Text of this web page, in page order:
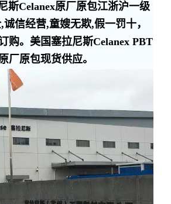
斯Celanex原厂原包江浙沪一级
信经营,童嫂无欺,假一罚十，
购。美国塞拉尼斯Celanex PBT
厂原包现货供应。